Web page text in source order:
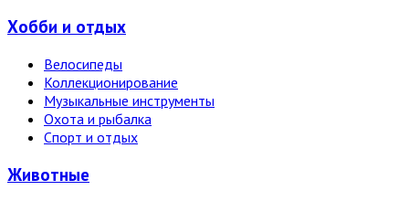
Хобби и отдых
Велосипеды
Коллекционирование
Музыкальные инструменты
Охота и рыбалка
Спорт и отдых
Животные